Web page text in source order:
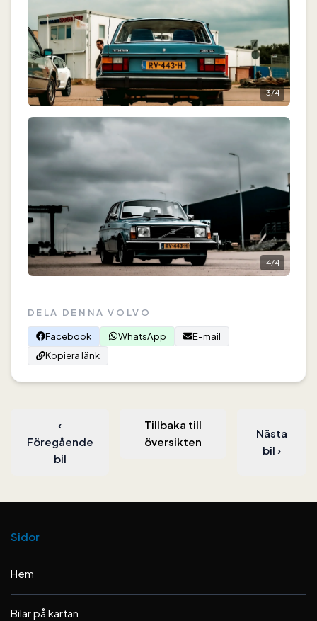
3/4
4/4
DELA DENNA VOLVO
Facebook
WhatsApp
E-mail
Kopiera länk
‹
Föregående
bil
Tillbaka till
översikten
Nästa
bil ›
Sidor
Hem
Bilar på kartan